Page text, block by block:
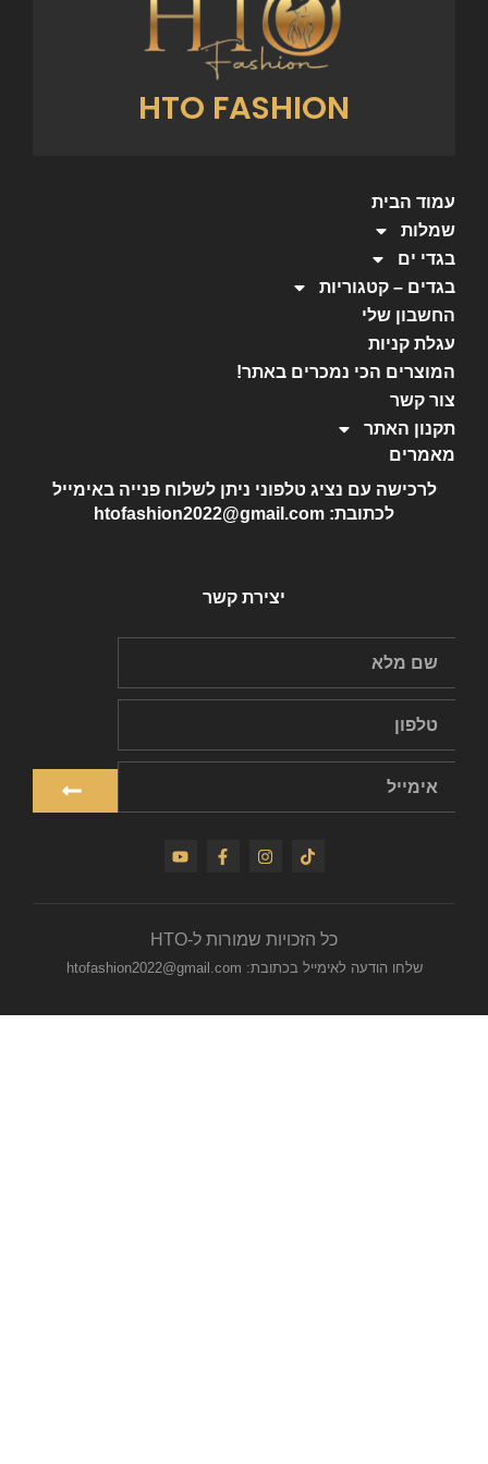
HTO FASHION
עמוד הבית
שמלות
בגדי ים
בגדים – קטגוריות
החשבון שלי
עגלת קניות
המוצרים הכי נמכרים באתר!
צור קשר
תקנון האתר
מאמרים
לרכישה עם נציג טלפוני ניתן לשלוח פנייה באימייל
לכתובת: htofashion2022@gmail.com
יצירת קשר
כל הזכויות שמורות ל-HTO
שלחו הודעה לאימייל בכתובת: htofashion2022@gmail.com